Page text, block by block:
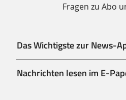
Fragen zu Abo
Das Wichtigste zur News-
Nachrichten lesen im E-